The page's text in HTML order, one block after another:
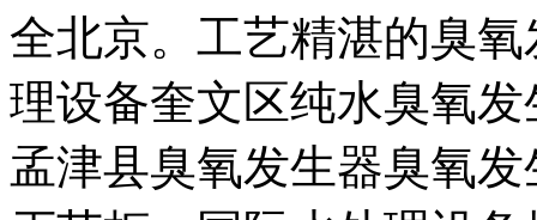
全北京。工艺精湛的臭
理设备奎文区纯水臭氧
孟津县臭氧发生器臭氧